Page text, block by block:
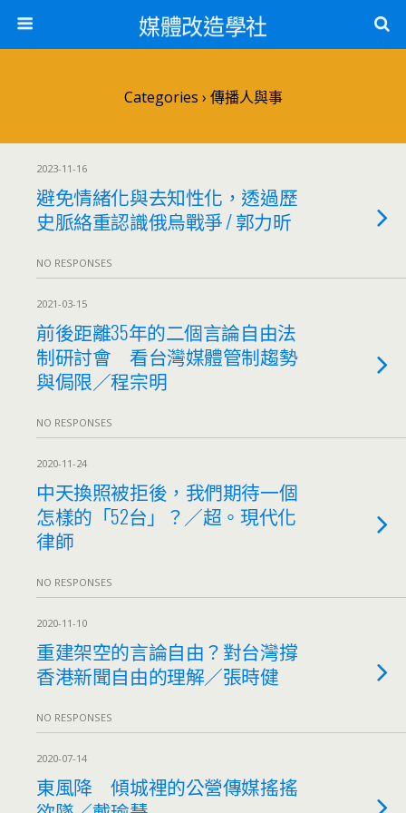
媒體改造學社
Categories › 傳播人與事
2023-11-16
避免情緒化與去知性化，透過歷
史脈絡重認識俄烏戰爭 / 郭力昕
NO RESPONSES
2021-03-15
前後距離35年的二個言論自由法
制研討會 看台灣媒體管制趨勢
與侷限／程宗明
NO RESPONSES
2020-11-24
中天換照被拒後，我們期待一個
怎樣的「52台」？／超。現代化
律師
NO RESPONSES
2020-11-10
重建架空的⾔論⾃由？對台灣撐
香港新聞⾃由的理解／張時健
NO RESPONSES
2020-07-14
東風降 傾城裡的公營傳媒搖搖